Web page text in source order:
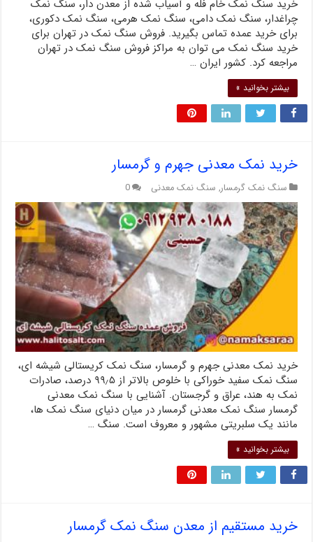
خرید سنگ نمک خام فله و آسیاب شده از معدن دار، سنگ نمک
چراغدار، سنگ نمک دامی، سنگ نمک هرمی، سنگ نمک دکوری،
برای خرید عمده تماس بگیرید. فروش سنگ نمک در تهران برای
خرید سنگ نمک می ‌توان به مراکز فروش سنگ نمک در تهران
مراجعه کرد. کشور ایران …
بیشتر بخوانید »
خرید نمک معدنی جهرم و گرمسار
سنگ نمک گرمسار, سنگ نمک معدنی 0
خرید نمک معدنی جهرم و گرمسار، سنگ نمک کریستالی شیشه ای،
سنگ نمک سفید خوراکی با خلوص بالاتر از ۹۹٫۵ درصد، صادرات
نمک به هند، عراق و گرجستان. آشنایی با سنگ نمک معدنی
گرمسار سنگ نمک معدنی گرمسار در میان دنیای سنگ نمک ها،
مانند یک سلبریتی مشهور و معروف است. سنگ …
بیشتر بخوانید »
خرید مستقیم از معدن سنگ نمک گرمسار